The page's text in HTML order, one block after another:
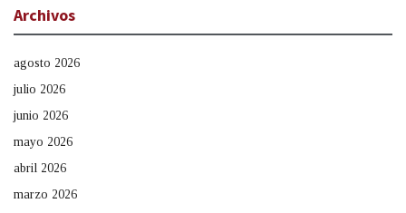
Archivos
agosto 2026
julio 2026
junio 2026
mayo 2026
abril 2026
marzo 2026